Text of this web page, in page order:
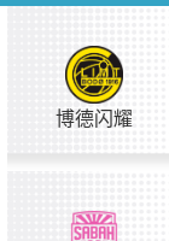
博德闪耀